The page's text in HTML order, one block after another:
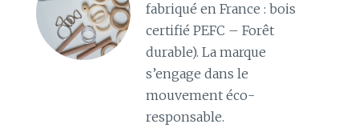
fabriqué en France : bois
certifié PEFC – Forêt
durable). La marque
s’engage dans le
mouvement éco-
responsable.